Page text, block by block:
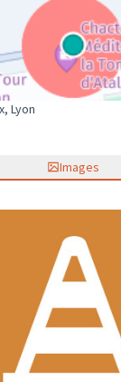
Lyon
Images